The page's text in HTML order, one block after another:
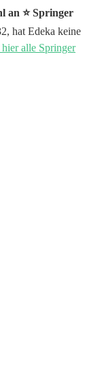
an ⭐️ Springer
hat Edeka keine
alle Springer